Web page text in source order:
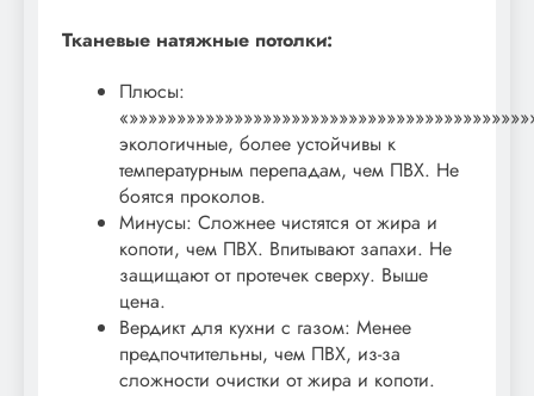
Тканевые натяжные потолки:
Плюсы:
экологичные, более устойчивы к
температурным перепадам, чем ПВХ. Не
боятся проколов.
Минусы: Сложнее чистятся от жира и
копоти, чем ПВХ. Впитывают запахи. Не
защищают от протечек сверху. Выше
цена.
Вердикт для кухни с газом: Менее
предпочтительны, чем ПВХ, из-за
сложности очистки от жира и копоти.